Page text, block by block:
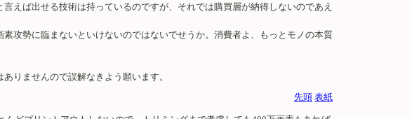
えば出せる技術は持っているのですが、それでは購買層が納得しないのであえ
攻勢に臨まないといけないのではないでせうか。消費者よ、もっとモノの本質
りませんので誤解なきよう願います。
先頭 表紙